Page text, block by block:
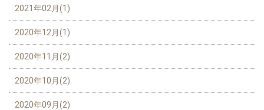
2021年02月(1)
2020年12月(1)
2020年11月(2)
2020年10月(2)
2020年09月(2)